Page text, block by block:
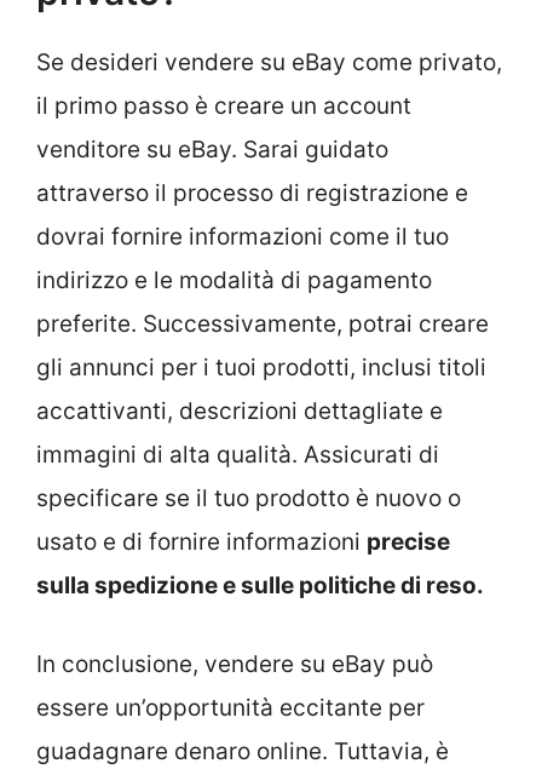
Se desideri vendere su eBay come privato,
il primo passo è creare un account
venditore su eBay. Sarai guidato
attraverso il processo di registrazione e
dovrai fornire informazioni come il tuo
indirizzo e le modalità di pagamento
preferite. Successivamente, potrai creare
gli annunci per i tuoi prodotti, inclusi titoli
accattivanti, descrizioni dettagliate e
immagini di alta qualità. Assicurati di
specificare se il tuo prodotto è nuovo o
usato e di fornire informazioni precise
sulla spedizione e sulle politiche di reso.
In conclusione, vendere su eBay può
essere un’opportunità eccitante per
guadagnare denaro online. Tuttavia, è